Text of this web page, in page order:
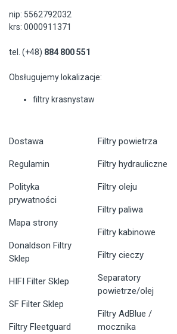
nip: 5562792032
krs: 0000911371
tel. (+48) 884 800 551
Obsługujemy lokalizacje:
filtry krasnystaw
Dostawa
Regulamin
Polityka
prywatności
Mapa strony
Donaldson Filtry
Sklep
HIFI Filter Sklep
SF Filter Sklep
Filtry Fleetguard
Filtry powietrza
Filtry hydrauliczne
Filtry oleju
Filtry paliwa
Filtry kabinowe
Filtry cieczy
Separatory
powietrze/olej
Filtry AdBlue /
mocznika